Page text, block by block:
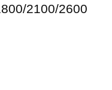
2100/2600